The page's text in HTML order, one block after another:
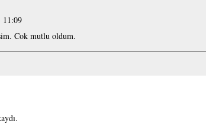
11:09
Cok mutlu oldum.